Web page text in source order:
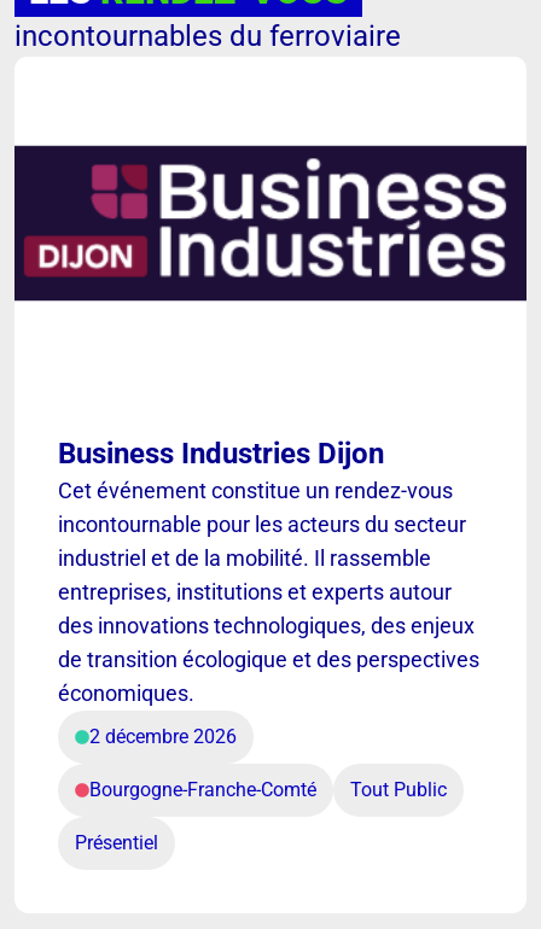
incontournables du ferroviaire
Business Industries Dijon
Cet événement constitue un rendez-vous
incontournable pour les acteurs du secteur
industriel et de la mobilité. Il rassemble
entreprises, institutions et experts autour
des innovations technologiques, des enjeux
de transition écologique et des perspectives
économiques.
2 décembre 2026
Bourgogne-Franche-Comté Tout Public
Présentiel